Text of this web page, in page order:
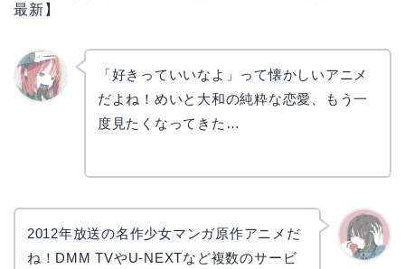
最新】
「好きっていいなよ」って懐かしいアニメ
だよね！めいと大和の純粋な恋愛、もう一
度見たくなってきた…
2012年放送の名作少女マンガ原作アニメだ
ね！DMM TVやU-NEXTなど複数のサービ